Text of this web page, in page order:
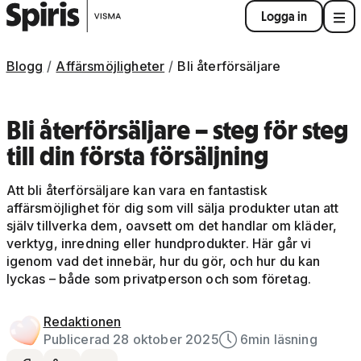
Logga in
Blogg Affärsmöjligheter Bli återförsäljare
Bli återförsäljare – steg för steg
till din första försäljning
Att bli återförsäljare kan vara en fantastisk
affärsmöjlighet för dig som vill sälja produkter utan att
själv tillverka dem, oavsett om det handlar om kläder,
verktyg, inredning eller hundprodukter. Här går vi
igenom vad det innebär, hur du gör, och hur du kan
lyckas – både som privatperson och som företag.
Redaktionen
Publicerad 28 oktober 2025
6min läsning